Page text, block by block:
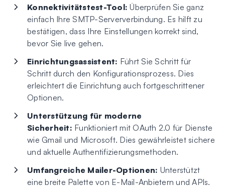
Konnektivitätstest-Tool: Überprüfen Sie ganz
einfach Ihre SMTP-Serververbindung. Es hilft zu
bestätigen, dass Ihre Einstellungen korrekt sind,
bevor Sie live gehen.
Einrichtungsassistent: Führt Sie Schritt für
Schritt durch den Konfigurationsprozess. Dies
erleichtert die Einrichtung auch fortgeschrittener
Optionen.
Unterstützung für moderne
Sicherheit: Funktioniert mit OAuth 2.0 für Dienste
wie Gmail und Microsoft. Dies gewährleistet sichere
und aktuelle Authentifizierungsmethoden.
Umfangreiche Mailer-Optionen: Unterstützt
eine breite Palette von E-Mail-Anbietern und APIs.